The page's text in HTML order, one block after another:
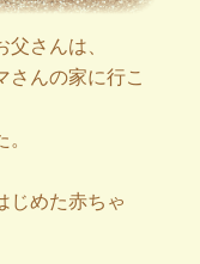
さんは、
さんの家に行こ
じめた赤ちゃ